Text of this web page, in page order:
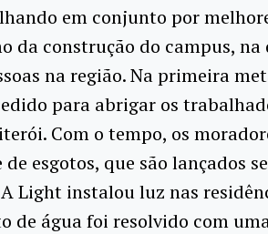
em conjunto por
da construção do campus, na
na região. Na primeira
para abrigar os
Com o tempo, os
esgotos, que são lançados
Light instalou luz nas
de água foi resolvido com